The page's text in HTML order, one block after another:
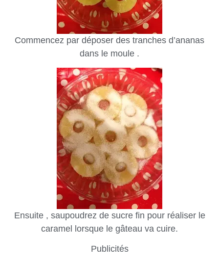
Commencez par déposer des tranches d’ananas
dans le moule .
Ensuite , saupoudrez de sucre fin pour réaliser le
caramel lorsque le gâteau va cuire.
Publicités